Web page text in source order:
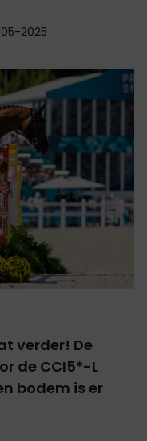
2025
verder! De
de CCI5*-L
bodem is er